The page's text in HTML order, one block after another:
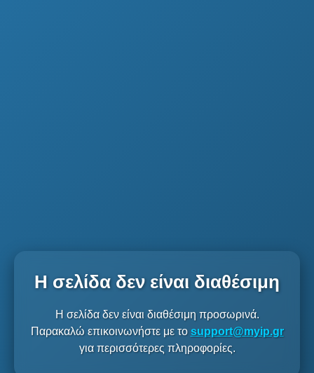
Η σελίδα δεν είναι διαθέσιμη
Η σελίδα δεν είναι διαθέσιμη προσωρινά.
Παρακαλώ επικοινωνήστε με το support@myip.gr
για περισσότερες πληροφορίες.